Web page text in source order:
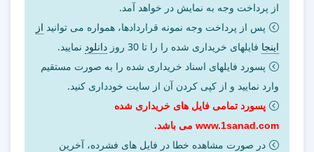
از پرداخت وجه به نمایش در خواهد آمد.
پس از پرداخت وجه نمونه قراردادها، همواره می توانید از
اینجا فایلهای خریداری شده را را تا 30 روز دانلود نمایید.
پسورد فایلهای اسناد خریداری شده را به صورت مستقیم
وارد نمایید و از کپی کردن آن از سایت خودداری کنید.
پسورد تمامی فایل های خریداری شده
www.1sanad.com می باشد.
در صورت مشاهده خطا در فایل های فشرده، آخرین